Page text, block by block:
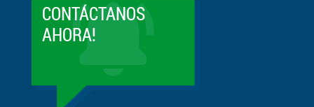
CONTÁCTANOS
AHORA!